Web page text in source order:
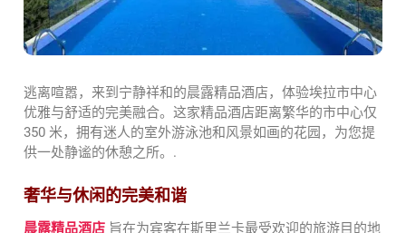
逃离喧嚣，来到宁静祥和的晨露精品酒店，体验埃拉市中心
优雅与舒适的完美融合。这家精品酒店距离繁华的市中心仅
350 米，拥有迷人的室外游泳池和风景如画的花园，为您提
供一处静谧的休憩之所。.
奢华与休闲的完美和谐
晨露精品酒店 旨在为宾客在斯里兰卡最受欢迎的旅游目的地